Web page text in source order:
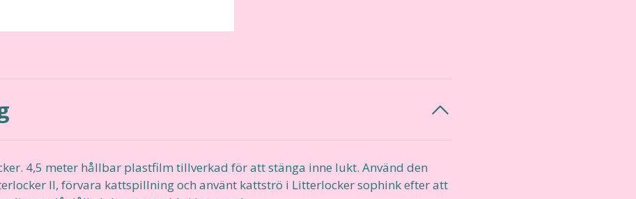
4,5 meter hållbar plastfilm tillverkad för att stänga inne lukt. Använd den
II, förvara kattspillning och använt kattströ i Litterlocker sophink efter att